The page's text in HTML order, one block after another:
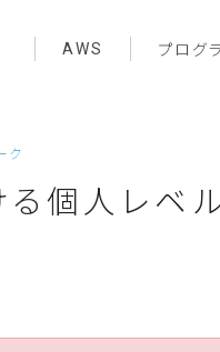
AWS プログ
ク
る個人レベ